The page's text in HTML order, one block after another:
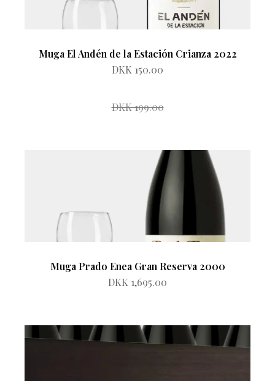
Muga El Andén de la Estación Crianza 2022
DKK 150.00
DKK 199.00
Muga Prado Enea Gran Reserva 2000
DKK 1,695.00